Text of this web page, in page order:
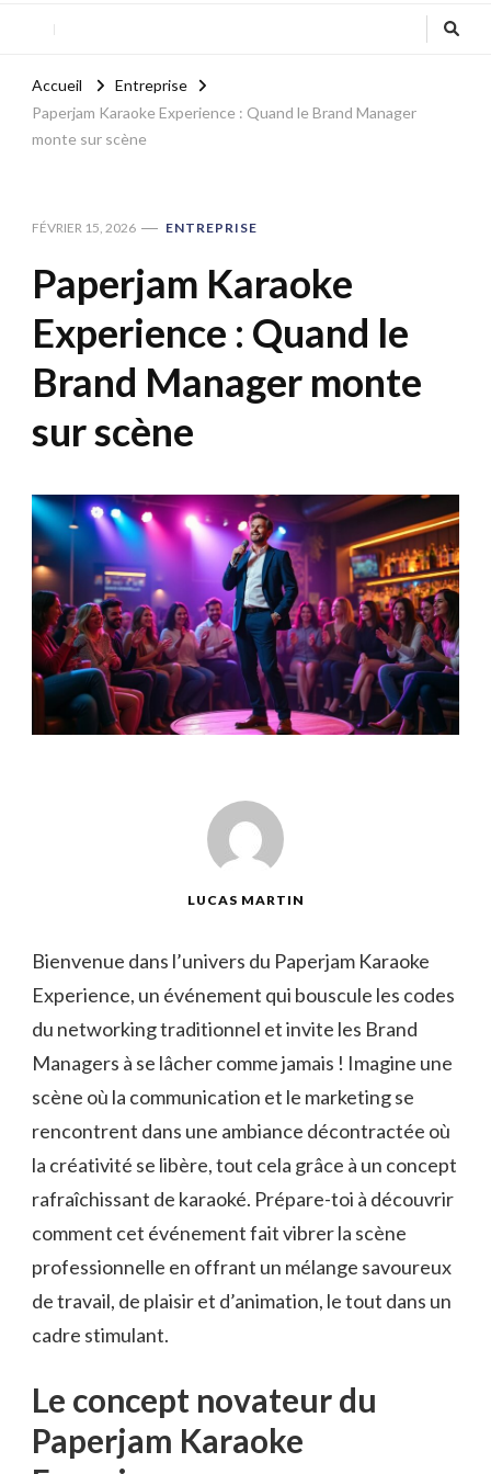
Accueil
Entreprise
Paperjam Karaoke Experience : Quand le Brand Manager
monte sur scène
FÉVRIER 15, 2026 ENTREPRISE
Paperjam Karaoke
Experience : Quand le
Brand Manager monte
sur scène
LUCAS MARTIN
Bienvenue dans l’univers du Paperjam Karaoke
Experience, un événement qui bouscule les codes
du networking traditionnel et invite les Brand
Managers à se lâcher comme jamais ! Imagine une
scène où la communication et le marketing se
rencontrent dans une ambiance décontractée où
la créativité se libère, tout cela grâce à un concept
rafraîchissant de karaoké. Prépare-toi à découvrir
comment cet événement fait vibrer la scène
professionnelle en offrant un mélange savoureux
de travail, de plaisir et d’animation, le tout dans un
cadre stimulant.
Le concept novateur du
Paperjam Karaoke